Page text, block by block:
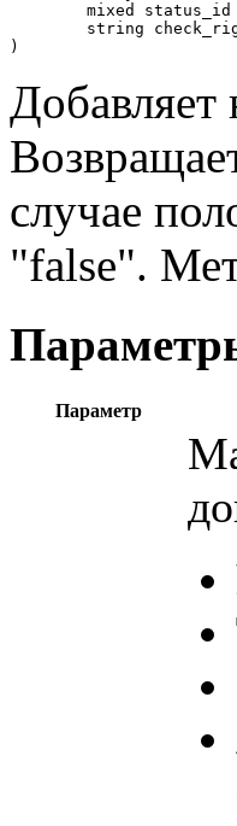
)
случае
"false".
Параметр